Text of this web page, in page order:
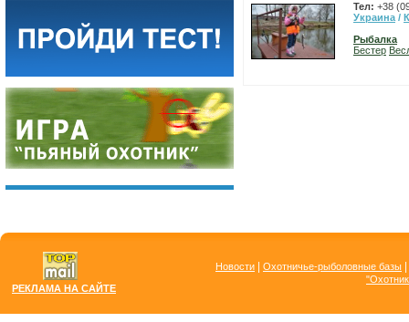
Тел: +38
Украина /
Рыбалка
Бестер
РЕКЛАМА НА САЙТЕ
Новости Охотничье-рыболовные базы